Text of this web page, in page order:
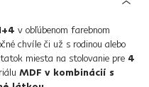
v obľúbenom farebnom
chvíle či už s rodinou alebo
miesta na stolovanie pre 4
MDF v kombinácií s